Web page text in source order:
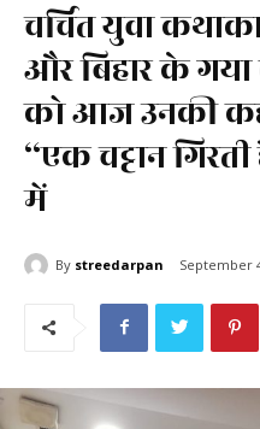
चर्चित युवा
और बिहार के गया
को आज उनकी
“एक चट्टान
में
By streedarpan September